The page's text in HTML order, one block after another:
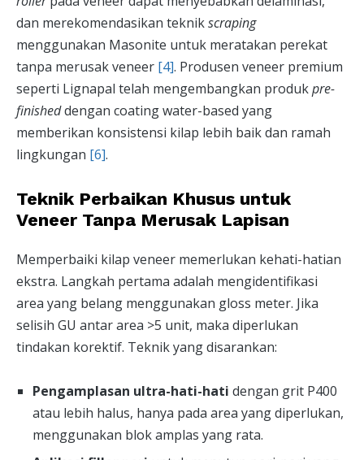
dan merekomendasikan teknikscraping
menggunakan Masonite untuk meratakan perekat
tanpa merusak veneer [4]. Produsen veneer premium
seperti Lignapal telah mengembangkan produkpre-
finisheddengan coating water-based yang
memberikan konsistensi kilap lebih baik dan ramah
lingkungan [6].
Teknik Perbaikan Khusus untuk
Veneer Tanpa Merusak Lapisan
Memperbaiki kilap veneer memerlukan kehati-hatian
ekstra. Langkah pertama adalah mengidentifikasi
area yang belang menggunakan gloss meter. Jika
selisih GU antar area >5 unit, maka diperlukan
tindakan korektif. Teknik yang disarankan:
Pengamplasan ultra-hati-hati dengan grit P400
atau lebih halus, hanya pada area yang diperlukan,
menggunakan blok amplas yang rata.